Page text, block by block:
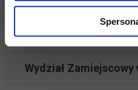
Kampus Jagiellońska
Wydział Zamiejscowy